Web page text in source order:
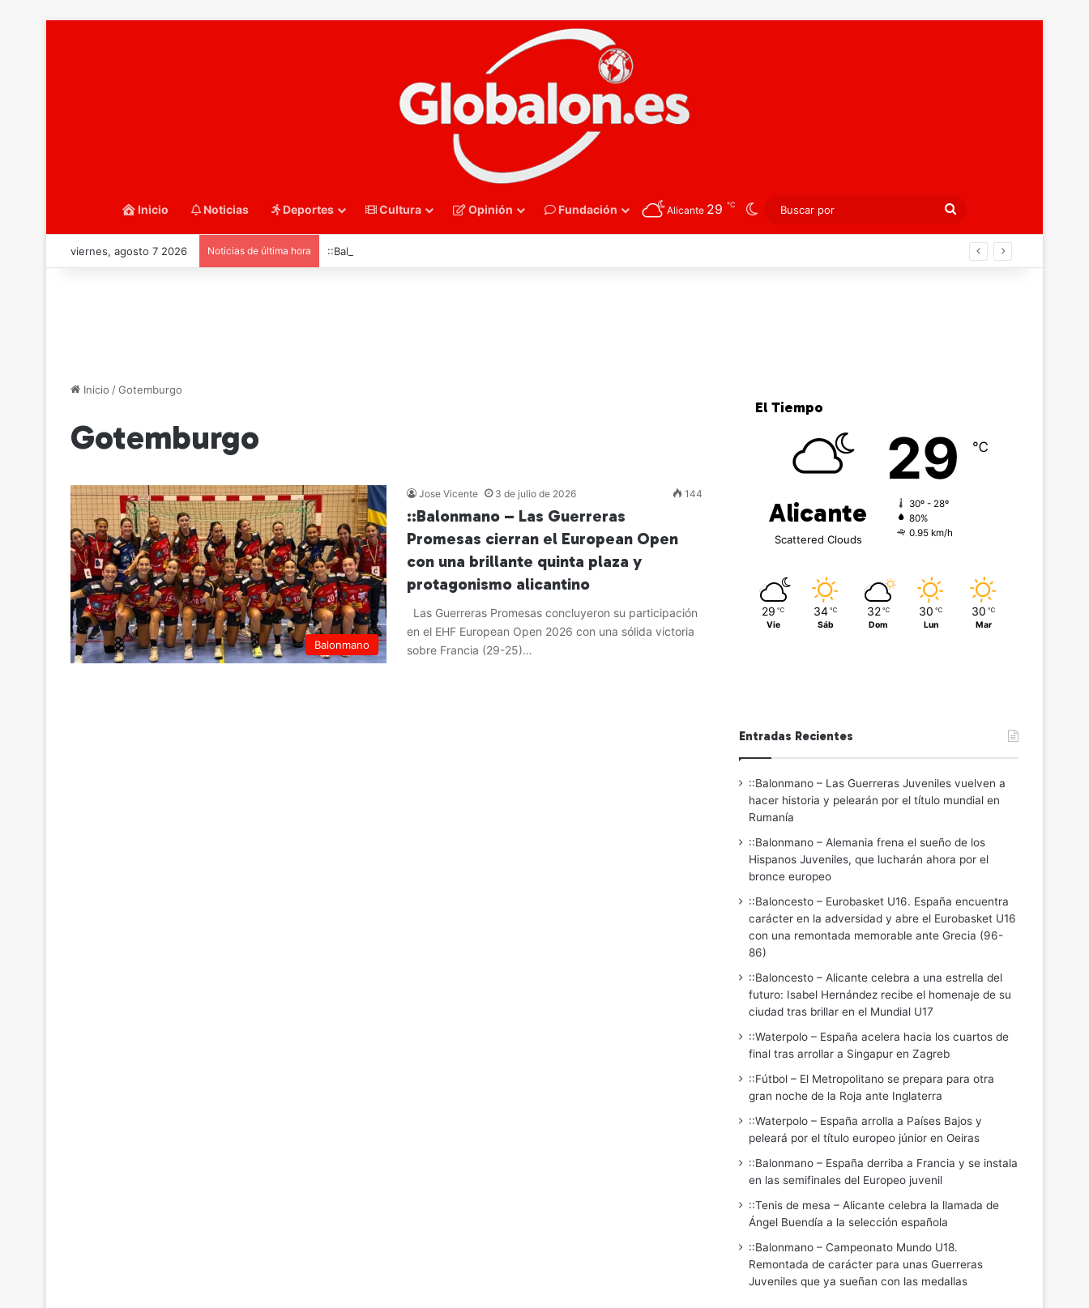
Inicio Noticias Deportes Cultura Opinión Fundación Alicante 29 ℃ Switch skin
Buscar
por
viernes, agosto 7 2026 Noticias de última hora ::Balonmano – Alemania frena el sueño de los Hispanos Juveniles, que lucharán ahora por el bronce europeo
Inicio /Gotemburgo
Gotemburgo
Balonmano
Jose Vicente 3 de julio de 2026 144
::Balonmano – Las Guerreras
Promesas cierran el European Open
con una brillante quinta plaza y
protagonismo alicantino
Las Guerreras Promesas concluyeron su participación
en el EHF European Open 2026 con una sólida victoria
sobre Francia (29-25)…
El Tiempo
Alicante
Scattered Clouds
29 ℃
30º - 28º
80%
0.95 km/h
29 ℃
Vie
34 ℃
Sáb
32 ℃
Dom
30 ℃
Lun
30 ℃
Mar
Entradas Recientes
::Balonmano – Las Guerreras Juveniles vuelven a
hacer historia y pelearán por el título mundial en
Rumanía
::Balonmano – Alemania frena el sueño de los
Hispanos Juveniles, que lucharán ahora por el
bronce europeo
::Baloncesto – Eurobasket U16. España encuentra
carácter en la adversidad y abre el Eurobasket U16
con una remontada memorable ante Grecia (96-
86)
::Baloncesto – Alicante celebra a una estrella del
futuro: Isabel Hernández recibe el homenaje de su
ciudad tras brillar en el Mundial U17
::Waterpolo – España acelera hacia los cuartos de
final tras arrollar a Singapur en Zagreb
::Fútbol – El Metropolitano se prepara para otra
gran noche de la Roja ante Inglaterra
::Waterpolo – España arrolla a Países Bajos y
peleará por el título europeo júnior en Oeiras
::Balonmano – España derriba a Francia y se instala
en las semifinales del Europeo juvenil
::Tenis de mesa – Alicante celebra la llamada de
Ángel Buendía a la selección española
::Balonmano – Campeonato Mundo U18.
Remontada de carácter para unas Guerreras
Juveniles que ya sueñan con las medallas